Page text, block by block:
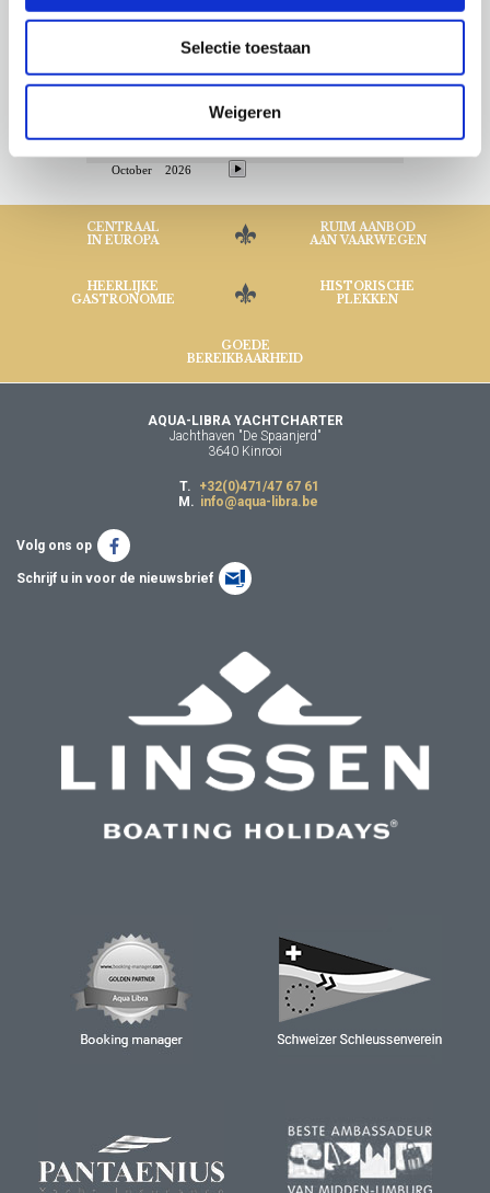
Selectie toestaan
Weigeren
CENTRAAL
IN EUROPA
RUIM AANBOD
AAN VAARWEGEN
HEERLIJKE
GASTRONOMIE
HISTORISCHE
PLEKKEN
GOEDE
BEREIKBAARHEID
AQUA-LIBRA YACHTCHARTER
Jachthaven "De Spaanjerd"
3640 Kinrooi
T.
+32(0)471/47 67 61
M. info@aqua-libra.be
Volg ons op
Schrijf u in voor de nieuwsbrief